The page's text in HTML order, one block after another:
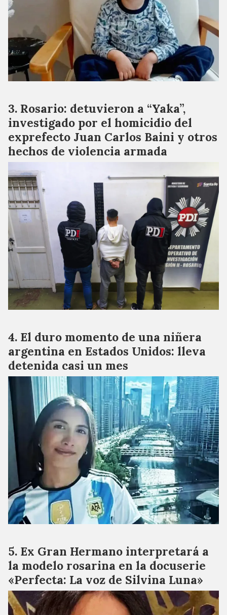
Rosario: detuvieron a “Yaka”,
investigado por el homicidio del
exprefecto Juan Carlos Baini y otros
hechos de violencia armada
El duro momento de una niñera
argentina en Estados Unidos: lleva
detenida casi un mes
Ex Gran Hermano interpretará a
la modelo rosarina en la docuserie
«Perfecta: La voz de Silvina Luna»